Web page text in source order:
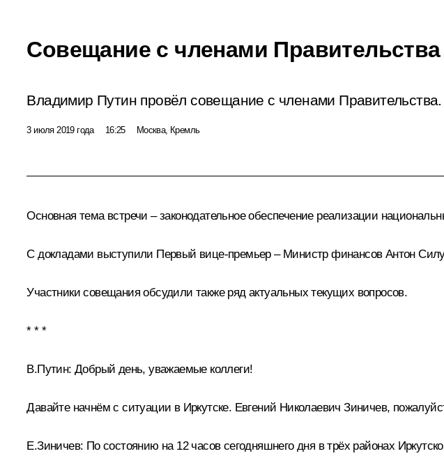
Совещание с членами Правительства
Владимир Путин провёл совещание с членами Правительства.
3 июля 2019 года 16:25 Москва, Кремль
Основная тема встречи – законодательное обеспечение реализации
С докладами выступили Первый вице-премьер – Министр финансов Антон
Участники совещания обсудили также ряд актуальных текущих вопросов.
* * *
В.Путин: Добрый день, уважаемые коллеги!
Давайте начнём с ситуации в Иркутске. Евгений Николаевич Зиничев,
Е.Зиничев: По состоянию на 12 часов сегодняшнего дня в трёх районах